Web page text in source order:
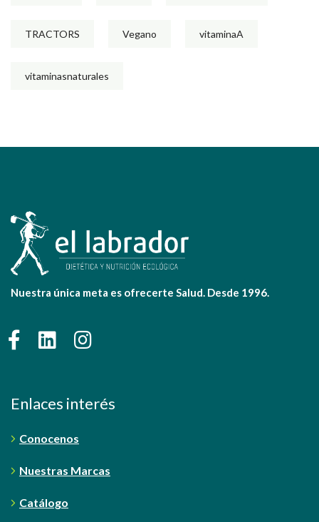
TRACTORS Vegano vitaminaA
vitaminasnaturales
Nuestra única meta es ofrecerte Salud. Desde 1996.
Enlaces interés
Conocenos
Nuestras Marcas
Catálogo